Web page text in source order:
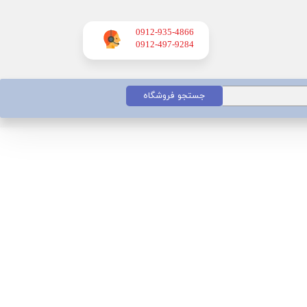
0912-935-4866
​​​​​​​0912-497-9284
جستجو فروشگاه